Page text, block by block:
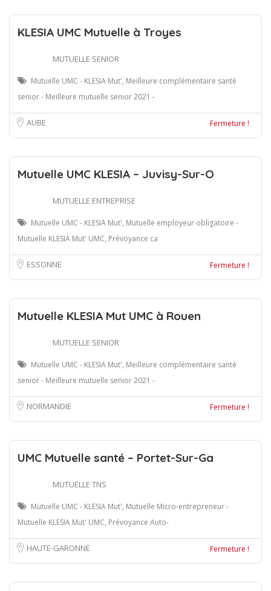
KLESIA UMC Mutuelle à Troyes
MUTUELLE SENIOR
Mutuelle UMC - KLESIA Mut', Meilleure complémentaire santé
senior - Meilleure mutuelle senior 2021 -
AUBE Fermeture !
Mutuelle UMC KLESIA – Juvisy-Sur-O
MUTUELLE ENTREPRISE
Mutuelle UMC - KLESIA Mut', Mutuelle employeur obligatoire -
Mutuelle KLESIA Mut' UMC, Prévoyance ca
ESSONNE Fermeture !
Mutuelle KLESIA Mut UMC à Rouen
MUTUELLE SENIOR
Mutuelle UMC - KLESIA Mut', Meilleure complémentaire santé
senior - Meilleure mutuelle senior 2021 -
NORMANDIE Fermeture !
UMC Mutuelle santé – Portet-Sur-Ga
MUTUELLE TNS
Mutuelle UMC - KLESIA Mut', Mutuelle Micro-entrepreneur -
Mutuelle KLESIA Mut' UMC, Prévoyance Auto-
HAUTE-GARONNE Fermeture !